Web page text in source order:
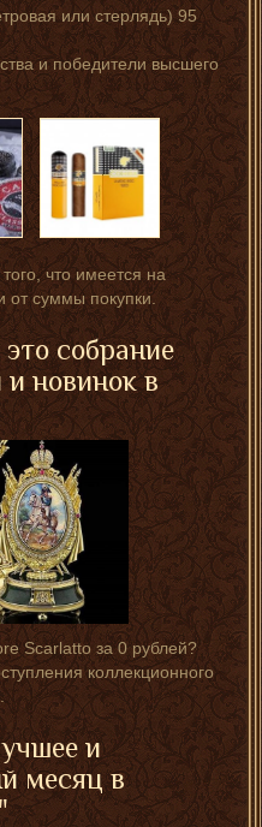
или стерлядь) 95
и победители высшего
что имеется на
от суммы покупки.
собрание
новинок в
Scarlatto за 0 рублей?
коллекционного
и
месяц в